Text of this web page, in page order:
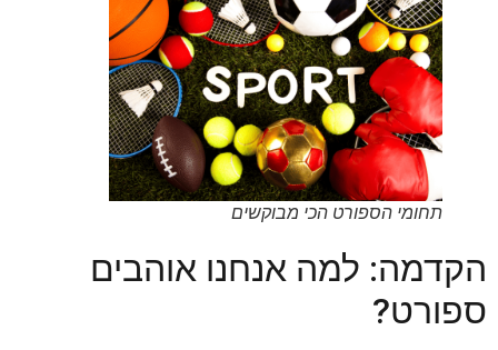
תחומי הספורט הכי מבוקשים
הקדמה: למה אנחנו אוהבים
ספורט?